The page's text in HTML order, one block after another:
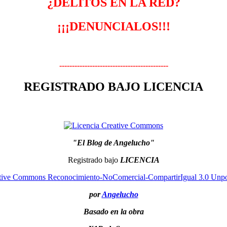
¿DELITOS EN LA RED?
¡¡¡DENUNCIALOS!!!
-------------------------------------------
REGISTRADO BAJO LICENCIA
"El Blog de Angelucho"
Registrado bajo LICENCIA
Commons Reconocimiento-NoComercial-CompartirIgual 3.0
porAngelucho
Basado en la obra